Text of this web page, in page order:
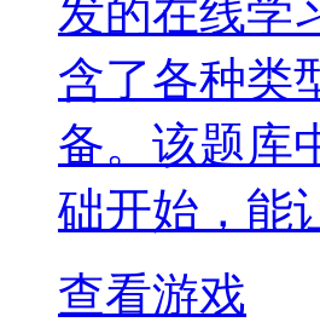
发的在线学
含了各种类
备。该题库
础开始，能
查看游戏